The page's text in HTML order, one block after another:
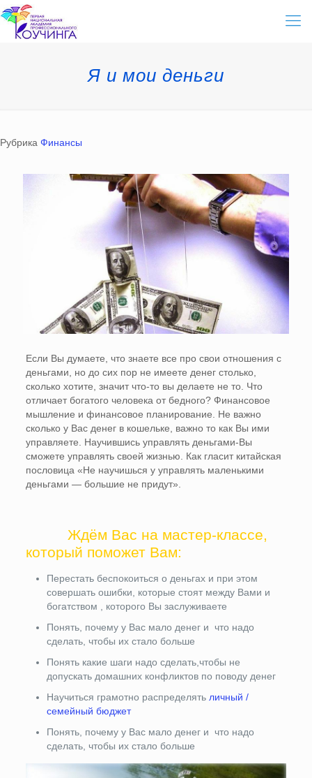
Я и мои деньги
Рубрика Финансы
Если Вы думаете, что знаете все про свои отношения с
деньгами, но до сих пор не имеете денег столько,
сколько хотите, значит что-то вы делаете не то. Что
отличает богатого человека от бедного? Финансовое
мышление и финансовое планирование. Не важно
сколько у Вас денег в кошельке, важно то как Вы ими
управляете. Научившись управлять деньгами-Вы
сможете управлять своей жизнью. Как гласит китайская
пословица «Не научишься у управлять маленькими
деньгами — большие не придут».
Ждём Вас на мастер-классе,
который поможет Вам:
Перестать беспокоиться о деньгах и при этом
совершать ошибки, которые стоят между Вами и
богатством , которого Вы заслуживаете
Понять, почему у Вас мало денег и что надо
сделать, чтобы их стало больше
Понять какие шаги надо сделать,чтобы не
допускать домашних конфликтов по поводу денег
Научиться грамотно распределять личный /
семейный бюджет
Понять, почему у Вас мало денег и что надо
сделать, чтобы их стало больше